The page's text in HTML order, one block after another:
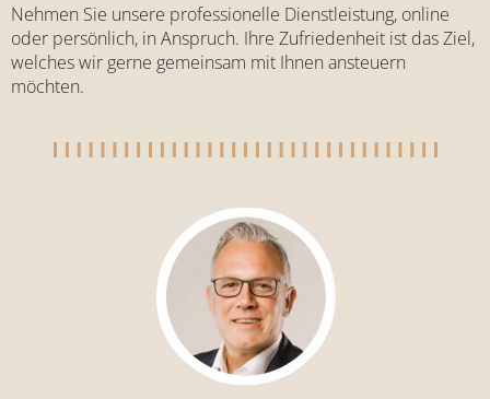
Nehmen Sie unsere professionelle Dienstleistung, online
oder persönlich, in Anspruch. Ihre Zufriedenheit ist das Ziel,
welches wir gerne gemeinsam mit Ihnen ansteuern
möchten.